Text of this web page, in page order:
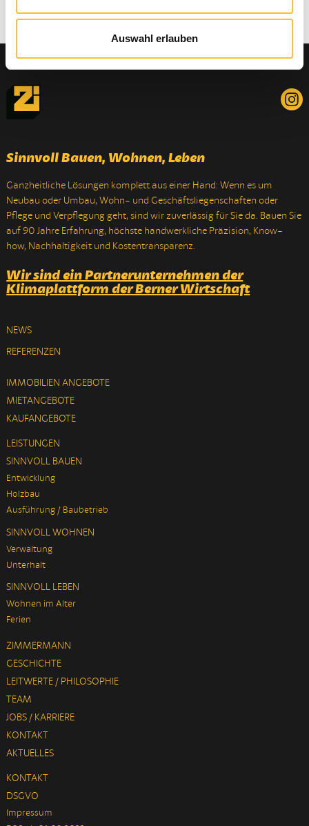
Auswahl erlauben
Sinnvoll Bauen, Wohnen, Leben
Ganzheitliche Lösungen komplett aus einer Hand: Wenn es um
Neubau oder Umbau, Wohn- und Geschäftsliegenschaften oder
Pflege und Verpflegung geht, sind wir zuverlässig für Sie da. Bauen Sie
auf 90 Jahre Erfahrung, höchste handwerkliche Präzision, Know-
how, Nachhaltigkeit und Kostentransparenz.
Wir sind ein Partnerunternehmen der
Klimaplattform der Berner Wirtschaft
NEWS
REFERENZEN
IMMOBILIEN ANGEBOTE
MIETANGEBOTE
KAUFANGEBOTE
LEISTUNGEN
SINNVOLL BAUEN
Entwicklung
Holzbau
Ausführung / Baubetrieb
SINNVOLL WOHNEN
Verwaltung
Unterhalt
SINNVOLL LEBEN
Wohnen im Alter
Ferien
ZIMMERMANN
GESCHICHTE
LEITWERTE / PHILOSOPHIE
TEAM
JOBS / KARRIERE
KONTAKT
AKTUELLES
KONTAKT
DSGVO
Impressum